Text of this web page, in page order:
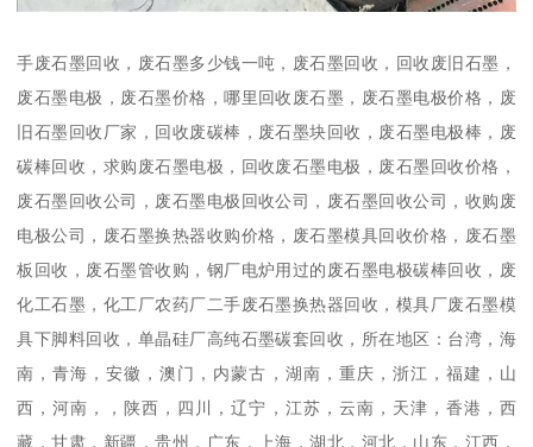
手废石墨回收，废石墨多少钱一吨，废石墨回收，回收废旧石墨，
废石墨电极，废石墨价格，哪里回收废石墨，废石墨电极价格，废
旧石墨回收厂家，回收废碳棒，废石墨块回收，废石墨电极棒，废
碳棒回收，求购废石墨电极，回收废石墨电极，废石墨回收价格，
废石墨回收公司，废石墨电极回收公司，废石墨回收公司，收购废
电极公司，废石墨换热器收购价格，废石墨模具回收价格，废石墨
板回收，废石墨管收购，钢厂电炉用过的废石墨电极碳棒回收，废
化工石墨，化工厂农药厂二手废石墨换热器回收，模具厂废石墨模
具下脚料回收，单晶硅厂高纯石墨碳套回收，所在地区：台湾，海
南，青海，安徽，澳门，内蒙古，湖南，重庆，浙江，福建，山
西，河南，，陕西，四川，辽宁，江苏，云南，天津，香港，西
藏，甘肃，新疆，贵州，广东，上海，湖北，河北，山东，江西，